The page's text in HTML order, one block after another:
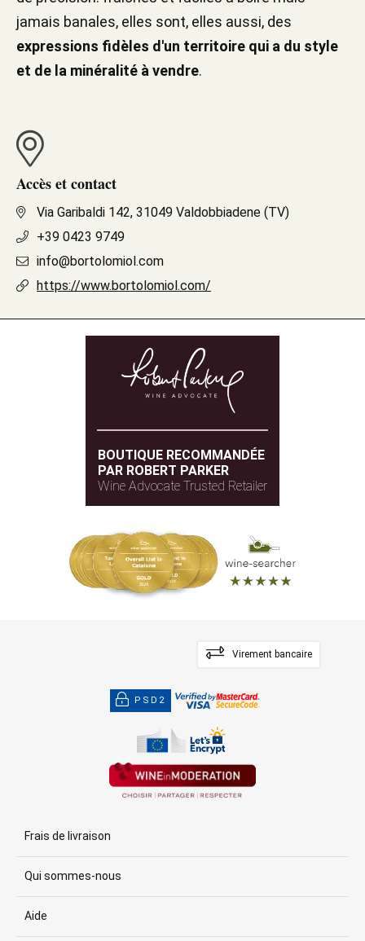
jamais banales, elles sont, elles aussi, des
expressions fidèles d'un territoire qui a du style
et de la minéralité à vendre.
Accès et contact
Via Garibaldi 142, 31049 Valdobbiadene (TV)
+39 0423 9749
info@bortolomiol.com
https://www.bortolomiol.com/
BOUTIQUE RECOMMANDÉE
PAR ROBERT PARKER
Wine Advocate Trusted Retailer
Virement bancaire
PSD2
Frais de livraison
Qui sommes-nous
Aide